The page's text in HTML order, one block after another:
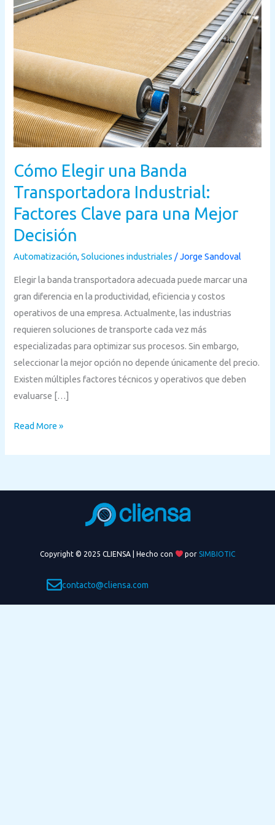
Cómo Elegir una Banda
Transportadora Industrial:
Factores Clave para una Mejor
Decisión
Automatización,Soluciones industriales /Jorge Sandoval
Elegir la banda transportadora adecuada puede marcar una
gran diferencia en la productividad, eficiencia y costos
operativos de una empresa. Actualmente, las industrias
requieren soluciones de transporte cada vez más
especializadas para optimizar sus procesos. Sin embargo,
seleccionar la mejor opción no depende únicamente del precio.
Existen múltiples factores técnicos y operativos que deben
evaluarse […]
Factores
Clave
una
Mejor
Decisión
Read More »
Copyright © 2025 CLIENSA | Hecho con por SIMBIOTIC
contacto@cliensa.com